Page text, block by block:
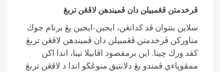
ڤرخدمتن ڤڠمبيلن دان ڤميندهن لاڤڠن تربڠ
سلاين بنتوان ڤد كداتڠن، ايجين-ايجين يڠ برنام جوڬ
مناوركن ڤرخدمتن ڤڠمبيلن دان ڤميندهن لاڤڠن تربڠ
كڤد ورڬ چينا. اين برمقصود اڤابيلا تيبا، اندا اكن
ممڤوڽاءي ڤمندو يڠ دلانتيق منوڠڬو اندا د لاڤڠن تربڠ